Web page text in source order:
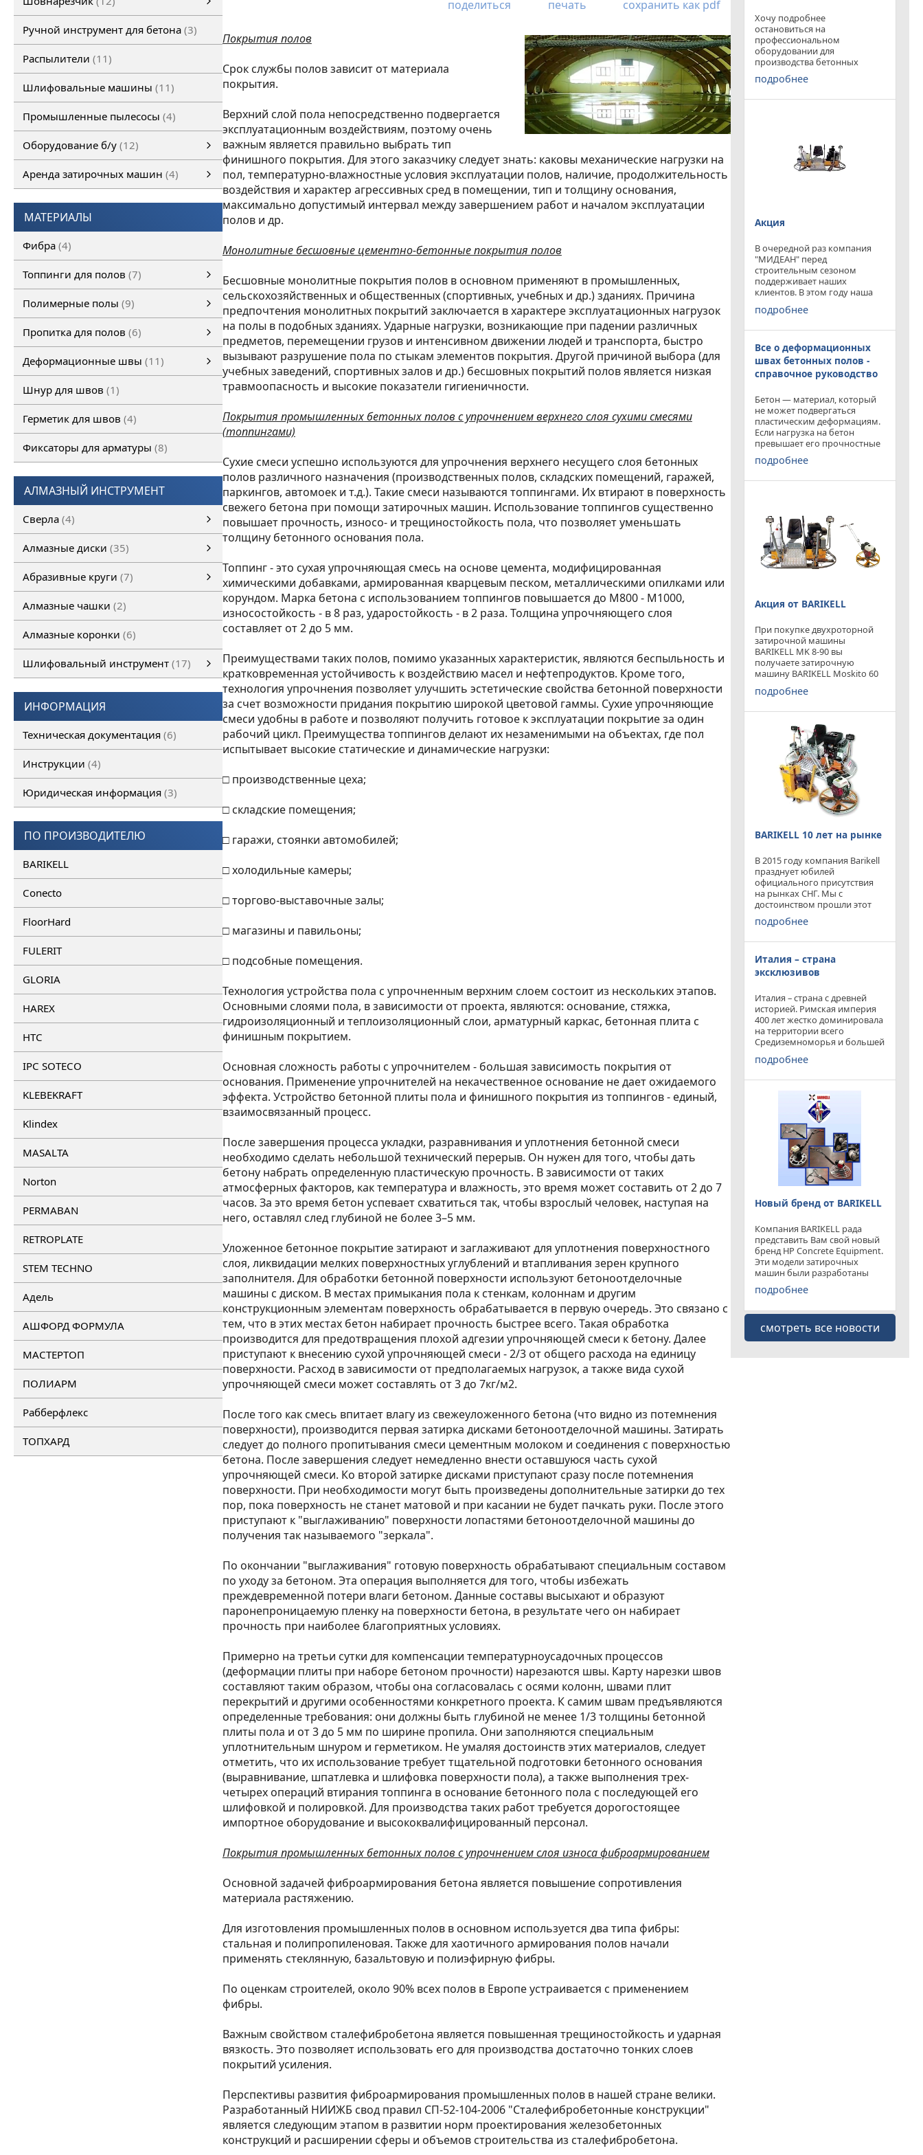
Ручной инструмент для бетона 3
Распылители 11
Шлифовальные машины 11
Промышленные пылесосы 4
Оборудование б/у 12
Аренда затирочных машин 4
МАТЕРИАЛЫ
Фибра 4
Топпинги для полов 7
Полимерные полы 9
Пропитка для полов 6
Деформационные швы 11
Шнур для швов 1
Герметик для швов 4
Фиксаторы для арматуры 8
АЛМАЗНЫЙ ИНСТРУМЕНТ
Сверла 4
Алмазные диски 35
Абразивные круги 7
Алмазные чашки 2
Алмазные коронки 6
Шлифовальный инструмент 17
ИНФОРМАЦИЯ
Техническая документация 6
Инструкции 4
Юридическая информация 3
ПО ПРОИЗВОДИТЕЛЮ
BARIKELL
Conecto
FloorHard
FULERIT
GLORIA
HAREX
HTC
IPC SOTECO
KLEBEKRAFT
Klindex
MASALTA
Norton
PERMABAN
RETROPLATE
STEM TECHNO
Адель
АШФОРД ФОРМУЛА
МАСТЕРТОП
ПОЛИАРМ
Рабберфлекс
ТОПХАРД
поделиться печать сохранить как pdf
Покрытия полов
Срок службы полов зависит от материала
покрытия.
Верхний слой пола непосредственно подвергается
эксплуатационным воздействиям, поэтому очень
важным является правильно выбрать тип
финишного покрытия. Для этого заказчику следует знать: каковы механические нагрузки на
пол, температурно-влажностные условия эксплуатации полов, наличие, продолжительность
воздействия и характер агрессивных сред в помещении, тип и толщину основания,
максимально допустимый интервал между завершением работ и началом эксплуатации
полов и др.
Монолитные бесшовные цементно-бетонные покрытия полов
Бесшовные монолитные покрытия полов в основном применяют в промышленных,
сельскохозяйственных и общественных (спортивных, учебных и др.) зданиях. Причина
предпочтения монолитных покрытий заключается в характере эксплуатационных нагрузок
на полы в подобных зданиях. Ударные нагрузки, возникающие при падении различных
предметов, перемещении грузов и интенсивном движении людей и транспорта, быстро
вызывают разрушение пола по стыкам элементов покрытия. Другой причиной выбора (для
учебных заведений, спортивных залов и др.) бесшовных покрытий полов является низкая
травмоопасность и высокие показатели гигиеничности.
Покрытия промышленных бетонных полов с упрочнением верхнего слоя сухими смесями
(топпингами)
Сухие смеси успешно используются для упрочнения верхнего несущего слоя бетонных
полов различного назначения (производственных полов, складских помещений, гаражей,
паркингов, автомоек и т.д.). Такие смеси называются топпингами. Их втирают в поверхность
свежего бетона при помощи затирочных машин. Использование топпингов существенно
повышает прочность, износо- и трещиностойкость пола, что позволяет уменьшать
толщину бетонного основания пола.
Топпинг - это сухая упрочняющая смесь на основе цемента, модифицированная
химическими добавками, армированная кварцевым песком, металлическими опилками или
корундом. Марка бетона с использованием топпингов повышается до М800 - М1000,
износостойкость - в 8 раз, ударостойкость - в 2 раза. Толщина упрочняющего слоя
составляет от 2 до 5 мм.
Преимуществами таких полов, помимо указанных характеристик, являются беспыльность и
кратковременная устойчивость к воздействию масел и нефтепродуктов. Кроме того,
технология упрочнения позволяет улучшить эстетические свойства бетонной поверхности
за счет возможности придания покрытию широкой цветовой гаммы. Сухие упрочняющие
смеси удобны в работе и позволяют получить готовое к эксплуатации покрытие за один
рабочий цикл. Преимущества топпингов делают их незаменимыми на объектах, где пол
испытывает высокие статические и динамические нагрузки:
□ производственные цеха;
□ складские помещения;
□ гаражи, стоянки автомобилей;
□ холодильные камеры;
□ торгово-выставочные залы;
□ магазины и павильоны;
□ подсобные помещения.
Технология устройства пола с упрочненным верхним слоем состоит из нескольких этапов.
Основными слоями пола, в зависимости от проекта, являются: основание, стяжка,
гидроизоляционный и теплоизоляционный слои, арматурный каркас, бетонная плита с
финишным покрытием.
Основная сложность работы с упрочнителем - большая зависимость покрытия от
основания. Применение упрочнителей на некачественное основание не дает ожидаемого
эффекта. Устройство бетонной плиты пола и финишного покрытия из топпингов - единый,
взаимосвязанный процесс.
После завершения процесса укладки, разравнивания и уплотнения бетонной смеси
необходимо сделать небольшой технический перерыв. Он нужен для того, чтобы дать
бетону набрать определенную пластическую прочность. В зависимости от таких
атмосферных факторов, как температура и влажность, это время может составить от 2 до 7
часов. За это время бетон успевает схватиться так, чтобы взрослый человек, наступая на
него, оставлял след глубиной не более 3–5 мм.
Уложенное бетонное покрытие затирают и заглаживают для уплотнения поверхностного
слоя, ликвидации мелких поверхностных углублений и втапливания зерен крупного
заполнителя. Для обработки бетонной поверхности используют бетоноотделочные
машины с диском. В местах примыкания пола к стенкам, колоннам и другим
конструкционным элементам поверхность обрабатывается в первую очередь. Это связано с
тем, что в этих местах бетон набирает прочность быстрее всего. Такая обработка
производится для предотвращения плохой адгезии упрочняющей смеси к бетону. Далее
приступают к внесению сухой упрочняющей смеси - 2/3 от общего расхода на единицу
поверхности. Расход в зависимости от предполагаемых нагрузок, а также вида сухой
упрочняющей смеси может составлять от 3 до 7кг/м2.
После того как смесь впитает влагу из свежеуложенного бетона (что видно из потемнения
поверхности), производится первая затирка дисками бетоноотделочной машины. Затирать
следует до полного пропитывания смеси цементным молоком и соединения с поверхностью
бетона. После завершения следует немедленно внести оставшуюся часть сухой
упрочняющей смеси. Ко второй затирке дисками приступают сразу после потемнения
поверхности. При необходимости могут быть произведены дополнительные затирки до тех
пор, пока поверхность не станет матовой и при касании не будет пачкать руки. После этого
приступают к "выглаживанию" поверхности лопастями бетоноотделочной машины до
получения так называемого "зеркала".
По окончании "выглаживания" готовую поверхность обрабатывают специальным составом
по уходу за бетоном. Эта операция выполняется для того, чтобы избежать
преждевременной потери влаги бетоном. Данные составы высыхают и образуют
паронепроницаемую пленку на поверхности бетона, в результате чего он набирает
прочность при наиболее благоприятных условиях.
Примерно на третьи сутки для компенсации температурноусадочных процессов
(деформации плиты при наборе бетоном прочности) нарезаются швы. Карту нарезки швов
составляют таким образом, чтобы она согласовалась с осями колонн, швами плит
перекрытий и другими особенностями конкретного проекта. К самим швам предъявляются
определенные требования: они должны быть глубиной не менее 1/3 толщины бетонной
плиты пола и от 3 до 5 мм по ширине пропила. Они заполняются специальным
уплотнительным шнуром и герметиком. Не умаляя достоинств этих материалов, следует
отметить, что их использование требует тщательной подготовки бетонного основания
(выравнивание, шпатлевка и шлифовка поверхности пола), а также выполнения трех-
четырех операций втирания топпинга в основание бетонного пола с последующей его
шлифовкой и полировкой. Для производства таких работ требуется дорогостоящее
импортное оборудование и высококвалифицированный персонал.
Покрытия промышленных бетонных полов с упрочнением слоя износа фиброармированием
Основной задачей фиброармирования бетона является повышение сопротивления
материала растяжению.
Для изготовления промышленных полов в основном используется два типа фибры:
стальная и полипропиленовая. Также для хаотичного армирования полов начали
применять стеклянную, базальтовую и полиэфирную фибры.
По оценкам строителей, около 90% всех полов в Европе устраивается с применением
фибры.
Важным свойством сталефибробетона является повышенная трещиностойкость и ударная
вязкость. Это позволяет использовать его для производства достаточно тонких слоев
покрытий усиления.
Перспективы развития фиброармирования промышленных полов в нашей стране велики.
Разработанный НИИЖБ свод правил СП-52-104-2006 "Сталефибробетонные конструкции"
является следующим этапом в развитии норм проектирования железобетонных
конструкций и расширении сферы и объемов строительства из сталефибробетона.
Хочу подробнее
остановиться на
профессиональном
оборудовании для
производства бетонных
работ, ибо к качеству
поверхности бетона в
широк. Это
подробнее
Акция
В очередной раз компания
"МИДЕАН" перед
строительным сезоном
поддерживает наших
клиентов. В этом году наша
компания предлагает
приобрести двухроторную
площадью затирки 2540 мм
по цене двухроторной
подробнее
Все о деформационных
швах бетонных полов -
справочное руководство
Бетон — материал, который
не может подвергаться
пластическим деформациям.
Если нагрузка на бетон
превышает его прочностные
характеристики, то он
попросту растрескивается.
подробнее
Акция от BARIKELL
При покупке двухроторной
затирочной машины
BARIKELL MK 8-90 вы
получаете затирочную
машину BARIKELL Moskito 60
абсолютно бесплатно
подробнее
BARIKELL 10 лет на рынке
В 2015 году компания Barikell
празднует юбилей
официального присутствия
на рынках СНГ. Мы с
достоинством прошли этот
отрезок времени ,
конкурируя с
результатов и целей которые
перед собой ставили.
подробнее
Италия – страна
эксклюзивов
Италия – страна с древней
историей. Римская империя
400 лет жестко доминировала
на территории всего
Средиземноморья и большей
частью Европы. Императоры
и правители аппенин
Каждый гражданин Земли
подробнее
Новый бренд от BARIKELL
Компания BARIKELL рада
представить Вам свой новый
бренд HP Concrete Equipment.
Эти модели затирочных
машин были разработаны
специально для
удовлетворения рынка
класса . Данная "белая линия"
представлена несколькими
моделями
подробнее
смотреть все новости